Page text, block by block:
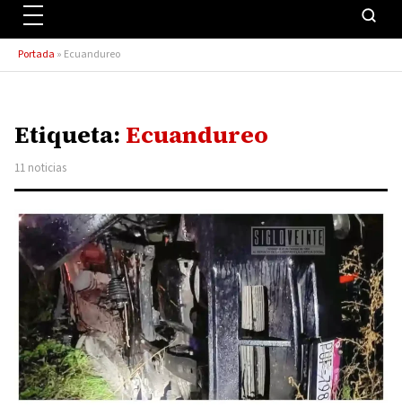
Portada » Ecuandureo
Etiqueta: Ecuandureo
11 noticias